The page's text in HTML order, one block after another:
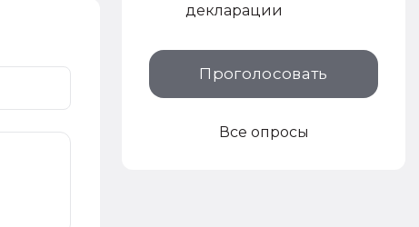
декларации
Проголосовать
Все опросы